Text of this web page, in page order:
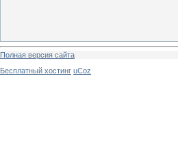
Полная версия сайта
Бесплатный хостинг uCoz